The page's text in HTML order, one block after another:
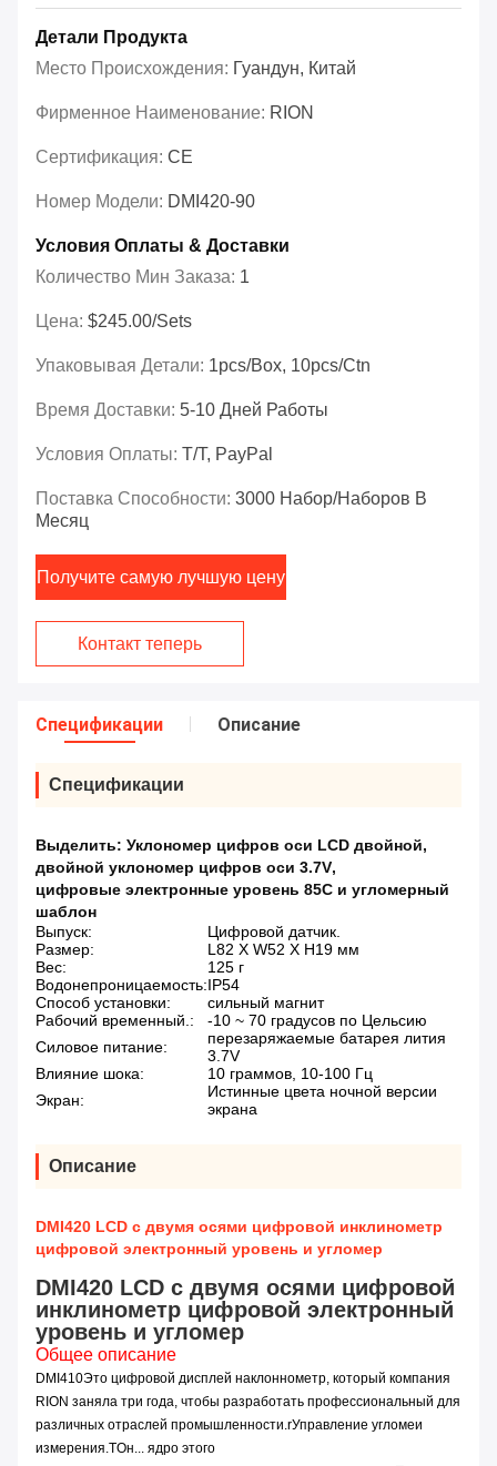
Детали Продукта
Место Происхождения: Гуандун, Китай
Фирменное Наименование: RION
Сертификация: CE
Номер Модели: DMI420-90
Условия Оплаты & Доставки
Количество Мин Заказа: 1
Цена: $245.00/Sets
Упаковывая Детали: 1pcs/box, 10pcs/ctn
Время Доставки: 5-10 Дней Работы
Условия Оплаты: T/T, PayPal
Поставка Способности: 3000 Набор/наборов В
Месяц
Получите самую лучшую цену
Контакт теперь
Спецификации Описание
Спецификации
Выделить: Уклономер цифров оси LCD двойной,
двойной уклономер цифров оси 3.7V,
цифровые электронные уровень 85C и угломерный
шаблон
Выпуск:
Цифровой датчик.
Размер:
L82 X W52 X H19 мм
Вес:
125 г
Водонепроницаемость:IP54
Способ установки:
сильный магнит
Рабочий временный.:
-10 ~ 70 градусов по Цельсию
Силовое питание:
перезаряжаемые батарея лития
3.7V
Влияние шока:
10 граммов, 10-100 Гц
Экран:
Истинные цвета ночной версии
экрана
Описание
DMI420 LCD с двумя осями цифровой инклинометр
цифровой электронный уровень и угломер
DMI420 LCD с двумя осями цифровой
инклинометр цифровой электронный
уровень и угломер
Общее описание
DMI 410Это цифровой дисплей наклоннометр, который компания
RION заняла три года, чтобы разработать профессиональный для
различных отраслей промышленности.rУправление угломeи
измерения.TОн... ядро этого